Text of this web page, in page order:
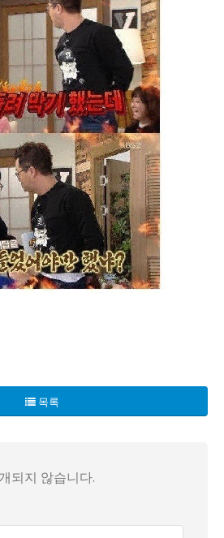
설마 가짜일 리는 없겠지?
미디로 화제를 모으고, 한편으로는
들에는 가출 2주, 엄마의 침묵, '믿음
진짜 의도를 두고 벌이는 연출인지,
목록
되지 않습니다.